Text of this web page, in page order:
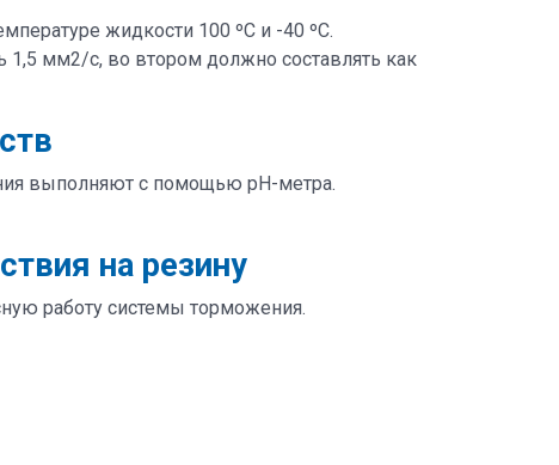
жидкости 100 ºС и -40 ºС.
мм2/с, во втором должно составлять как
выполняют с помощью pH-метра.
на резину
работу системы торможения.